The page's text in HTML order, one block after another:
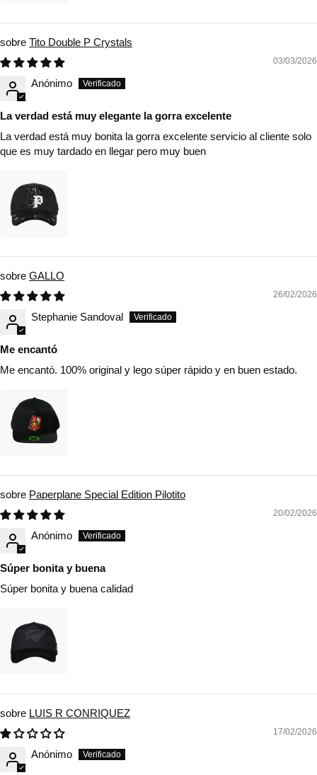
Tito Double P Crystals
03/03/2026
Anónimo
La verdad está muy elegante la gorra excelente
La verdad está muy bonita la gorra excelente servicio al cliente solo
que es muy tardado en llegar pero muy buen
GALLO
26/02/2026
Stephanie Sandoval
Me encantó
Me encantó. 100% original y lego súper rápido y en buen estado.
Paperplane Special Edition Pilotito
20/02/2026
Anónimo
Súper bonita y buena
Súper bonita y buena calidad
LUIS R CONRIQUEZ
17/02/2026
Anónimo